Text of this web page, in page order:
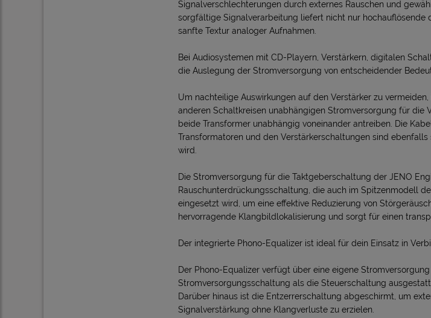
Signalverschlechterungen durch externes Rauschen und
sorgfältige Signalverarbeitung liefert nicht nur hochauflösende
sanfte Textur analoger Aufnahmen.
Bei Audiosystemen mit CD-Playern, Verstärkern, digitalen
die Auslegung der Stromversorgung von entscheidender
Um nachteilige Auswirkungen auf den Verstärker zu
anderen Schaltkreisen unabhängigen Stromversorgung für die
beide Transformer unabhängig voneinander antreiben. Die
Transformatoren und den Verstärkerschaltungen sind
wird.
Die Stromversorgung für die Taktgeberschaltung der JENO
Rauschunterdrückungsschaltung, die auch im Spitzenmodell
eingesetzt wird, um eine effektive Reduzierung von
hervorragende Klangbildlokalisierung und sorgt für einen
Der integrierte Phono-Equalizer ist ideal für dein Einsatz in
Der Phono-Equalizer verfügt über eine eigene
Stromversorgungsschaltung als die Steuerschaltung
Darüber hinaus ist die Entzerrerschaltung abgeschirmt, um
Signalverstärkung ohne Klangverluste zu erzielen.